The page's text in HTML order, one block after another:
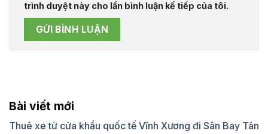
trình duyệt này cho lần bình luận kế tiếp của tôi.
Bài viết mới
Thuê xe từ cửa khẩu quốc tế Vĩnh Xương đi Sân Bay Tân